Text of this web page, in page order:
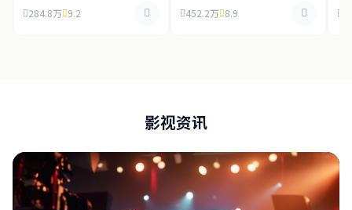
宙中展开惊心动魄的冒险旅程。
284.8万 9.2
临危受命，必须在十二时辰内拯
452.2万 8.9
世
影视资讯